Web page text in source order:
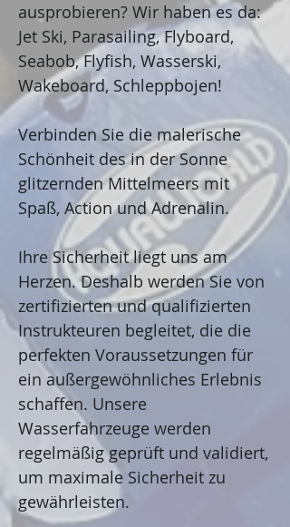
ausprobieren? Wir haben es da:
Jet Ski, Parasailing, Flyboard,
Seabob, Flyfish, Wasserski,
Wakeboard, Schleppbojen!
Verbinden Sie die malerische
Schönheit des in der Sonne
glitzernden Mittelmeers mit
Spaß, Action und Adrenalin.
Ihre Sicherheit liegt uns am
Herzen. Deshalb werden Sie von
zertifizierten und qualifizierten
Instrukteuren begleitet, die die
perfekten Voraussetzungen für
ein außergewöhnliches Erlebnis
schaffen. Unsere
Wasserfahrzeuge werden
regelmäßig geprüft und validiert,
um maximale Sicherheit zu
gewährleisten.